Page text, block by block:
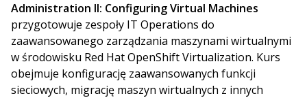
Administration II: Configuring Virtual Machines
przygotowuje zespoły IT Operations do
zaawansowanego zarządzania maszynami wirtualnymi
w środowisku Red Hat OpenShift Virtualization. Kurs
obejmuje konfigurację zaawansowanych funkcji
sieciowych, migrację maszyn wirtualnych z innych